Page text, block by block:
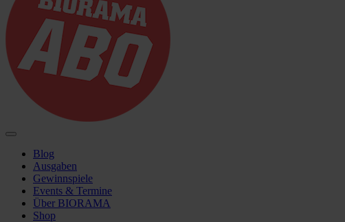
Blog
Ausgaben
Gewinnspiele
Events & Termine
Über BIORAMA
Shop